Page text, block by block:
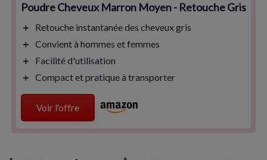
Poudre Cheveux Marron Moyen - Retouche Gris
＋ Retouche instantanéedes cheveux gris
＋ Convient à hommes et femmes
＋
Facilité d'utilisation
＋ Compact etpratiqueà transporter
Voir l'offre